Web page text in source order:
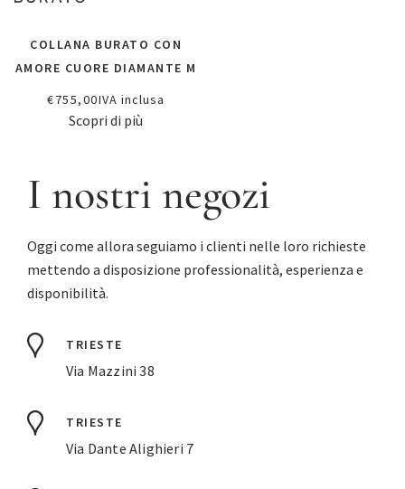
COLLANA BURATO CON
AMORE CUORE DIAMANTE M
€755,00IVA inclusa
Scopri di più
I nostri negozi
Oggi come allora seguiamo i clienti nelle loro richieste
mettendo a disposizione professionalità, esperienza e
disponibilità.
TRIESTE
Via Mazzini 38
TRIESTE
Via Dante Alighieri 7